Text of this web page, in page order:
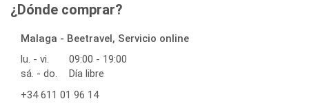
¿Dónde comprar?
Malaga - Beetravel, Servicio online
lu. - vi.
09:00 - 19:00
sá. - do.
Día libre
+34 611 01 96 14